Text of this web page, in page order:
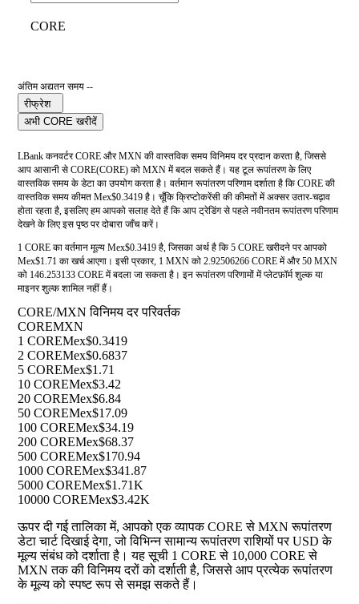
CORE
अंतिम अद्यतन समय --
रीफ्रेश
अभी CORE खरीदें
LBank कनवर्टर CORE और MXN की वास्तविक समय विनिमय दर प्रदान करता है, जिससे
आप आसानी से CORE(CORE) को MXN में बदल सकते हैं। यह टूल रूपांतरण के लिए
वास्तविक समय के डेटा का उपयोग करता है। वर्तमान रूपांतरण परिणाम दर्शाता है कि CORE की
वास्तविक समय कीमत Mex$0.3419 है। चूँकि क्रिप्टोकरेंसी की कीमतों में अक्सर उतार-चढ़ाव
होता रहता है, इसलिए हम आपको सलाह देते हैं कि आप ट्रेडिंग से पहले नवीनतम रूपांतरण परिणाम
देखने के लिए इस पृष्ठ पर दोबारा जाँच करें।
1 CORE का वर्तमान मूल्य Mex$0.3419 है, जिसका अर्थ है कि 5 CORE खरीदने पर आपको
Mex$1.71 का खर्च आएगा। इसी प्रकार, 1 MXN को 2.92506266 CORE में और 50 MXN
को 146.253133 CORE में बदला जा सकता है। इन रूपांतरण परिणामों में प्लेटफ़ॉर्म शुल्क या
माइनर शुल्क शामिल नहीं हैं।
CORE/MXN विनिमय दर परिवर्तक
COREMXN
1 COREMex$0.3419
2 COREMex$0.6837
5 COREMex$1.71
10 COREMex$3.42
20 COREMex$6.84
50 COREMex$17.09
100 COREMex$34.19
200 COREMex$68.37
500 COREMex$170.94
1000 COREMex$341.87
5000 COREMex$1.71K
10000 COREMex$3.42K
ऊपर दी गई तालिका में, आपको एक व्यापक CORE से MXN रूपांतरण
डेटा चार्ट दिखाई देगा, जो विभिन्न सामान्य रूपांतरण राशियों पर USD के
मूल्य संबंध को दर्शाता है। यह सूची 1 CORE से 10,000 CORE से
MXN तक की विनिमय दरों को दर्शाती है, जिससे आप प्रत्येक रूपांतरण
के मूल्य को स्पष्ट रूप से समझ सकते हैं।